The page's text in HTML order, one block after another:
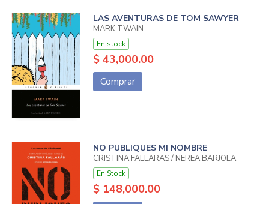
LAS AVENTURAS DE TOM SAWYER
MARK TWAIN
En stock
$ 43,000.00
Comprar
NO PUBLIQUES MI NOMBRE
CRISTINA FALLARÁS / NEREA BARJOLA
En Stock
$ 148,000.00